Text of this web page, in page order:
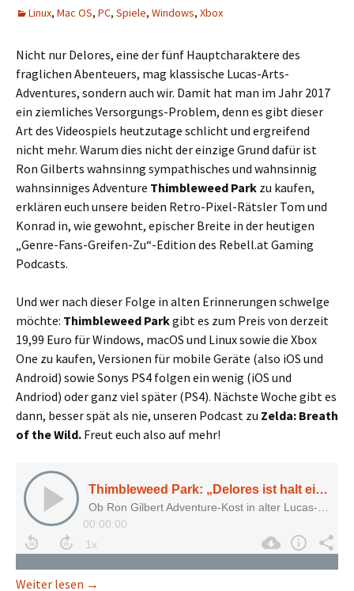
Linux, Mac OS, PC, Spiele, Windows, Xbox
Nicht nur Delores, eine der fünf Hauptcharaktere des
fraglichen Abenteuers, mag klassische Lucas-Arts-
Adventures, sondern auch wir. Damit hat man im Jahr 2017
ein ziemliches Versorgungs-Problem, denn es gibt dieser
Art des Videospiels heutzutage schlicht und ergreifend
nicht mehr. Warum dies nicht der einzige Grund dafür ist
Ron Gilberts wahnsinng sympathisches und wahnsinnig
wahnsinniges Adventure Thimbleweed Park zu kaufen,
erklären euch unsere beiden Retro-Pixel-Rätsler Tom und
Konrad in, wie gewohnt, epischer Breite in der heutigen
„Genre-Fans-Greifen-Zu“-Edition des Rebell.at Gaming
Podcasts.
Und wer nach dieser Folge in alten Erinnerungen schwelge
möchte: Thimbleweed Parkgibt es zum Preis von derzeit
19,99 Euro für Windows, macOS und Linux sowie die Xbox
One zu kaufen, Versionen für mobile Geräte (also iOS und
Android) sowie Sonys PS4 folgen ein wenig (iOS und
Andriod) oder ganz viel später (PS4). Nächste Woche gibt es
dann, besser spät als nie, unseren Podcast zu Zelda: Breath
of the Wild. Freut euch also auf mehr!
Weiter lesen Thimbleweed Park: „Delores ist halt ein Nerd wie
→